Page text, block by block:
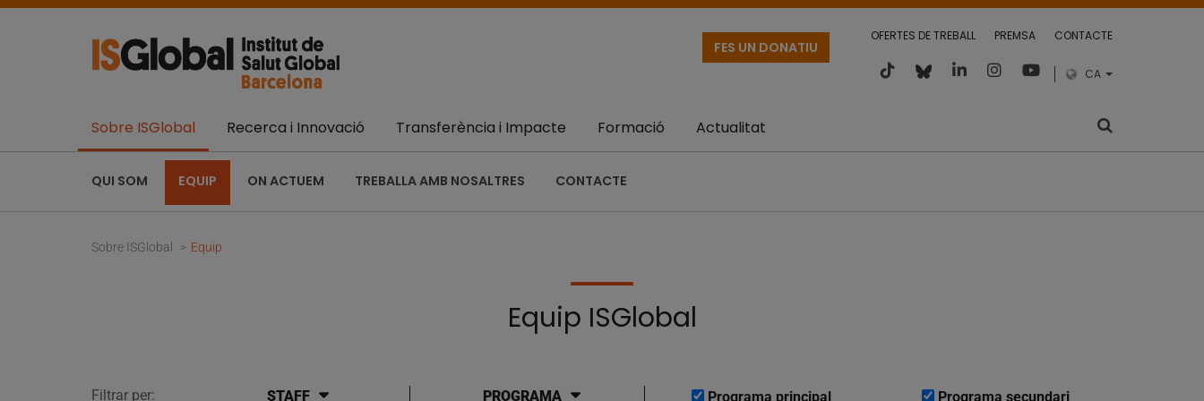
OFERTES DE TREBALL PREMSA CONTACTE
CA
FES UN DONATIU
Sobre ISGlobal
QUI SOM EQUIP ON ACTUEM TREBALLA AMB NOSALTRES CONTACTE
Recerca i Innovació Transferència i Impacte Formació Actualitat
Sobre ISGlobal Equip
Equip ISGlobal
Filtrar per: STAFF PROGRAMA Programa principal Programa secundari